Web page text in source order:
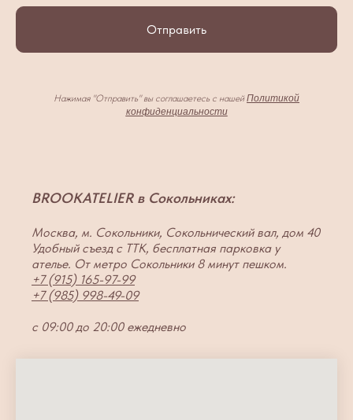
Отправить
Нажимая "Отправить" вы соглашаетесь с нашейПолитикой
конфиденциальности
BROOKATELIER в Сокольниках:
Москва, м. Сокольники, Сокольнический вал, дом 40
Удобный съезд с ТТК, бесплатная парковка у
ателье. От метро Сокольники 8 минут пешком.
+7 (915) 165-97-99
+7 (985) 998-49-09
с 09:00 до 20:00 ежедневно